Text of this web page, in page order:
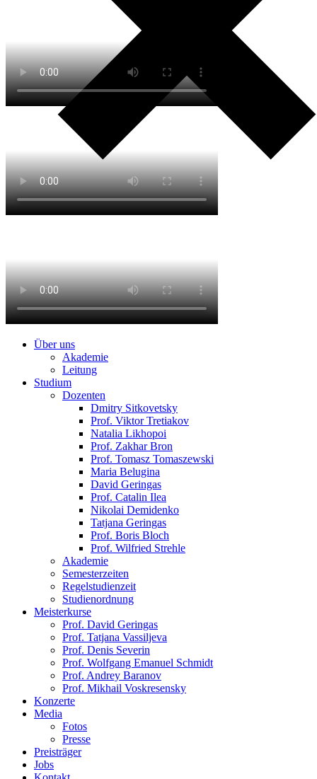
Über uns
Akademie
Leitung
Studium
Dozenten
Dmitry Sitkovetsky
Prof. Viktor Tretiakov
Natalia Likhopoi
Prof. Zakhar Bron
Prof. Tomasz Tomaszewski
Maria Belugina
David Geringas
Prof. Catalin Ilea
Nikolai Demidenko
Tatjana Geringas
Prof. Boris Bloch
Prof. Wilfried Strehle
Akademie
Semesterzeiten
Regelstudienzeit
Studienordnung
Meisterkurse
Prof. David Geringas
Prof. Tatjana Vassiljeva
Prof. Denis Severin
Prof. Wolfgang Emanuel Schmidt
Prof. Andrey Baranov
Prof. Mikhail Voskresensky
Konzerte
Media
Fotos
Presse
Preisträger
Jobs